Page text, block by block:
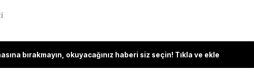
bırakmayın, okuyacağınız haberi siz seçin! Tıkla ve ekle